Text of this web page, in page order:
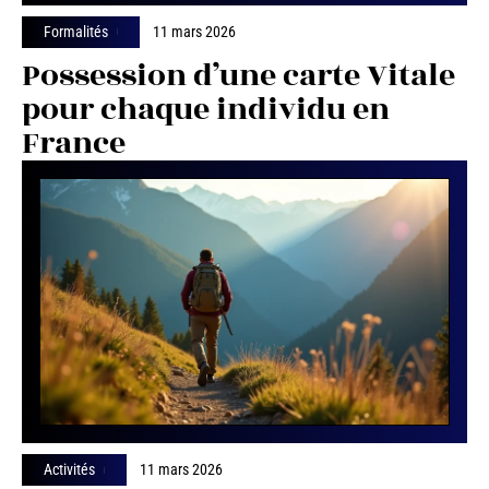
Formalités 11 mars 2026
Possession d’une carte Vitale
pour chaque individu en
France
Activités 11 mars 2026